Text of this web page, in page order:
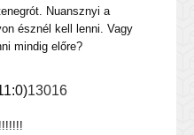
Nuansznyi a
észnél kell lenni. Vagy
mindig előre?
13016